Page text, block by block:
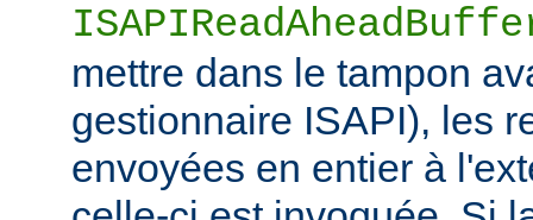
mettre dans le tampon
gestionnaire ISAPI), les
envoyées en entier à